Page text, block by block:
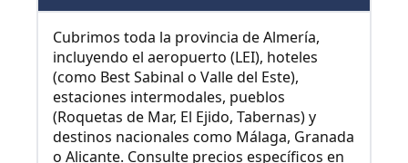
Cubrimos toda la provincia de Almería,
incluyendo el aeropuerto (LEI), hoteles
(como Best Sabinal o Valle del Este),
estaciones intermodales, pueblos
(Roquetas de Mar, El Ejido, Tabernas) y
destinos nacionales como Málaga, Granada
o Alicante. Consulte precios específicos en